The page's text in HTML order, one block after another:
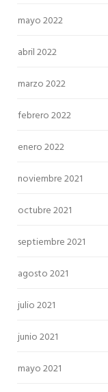
mayo 2022
abril 2022
marzo 2022
febrero 2022
enero 2022
noviembre 2021
octubre 2021
septiembre 2021
agosto 2021
julio 2021
junio 2021
mayo 2021